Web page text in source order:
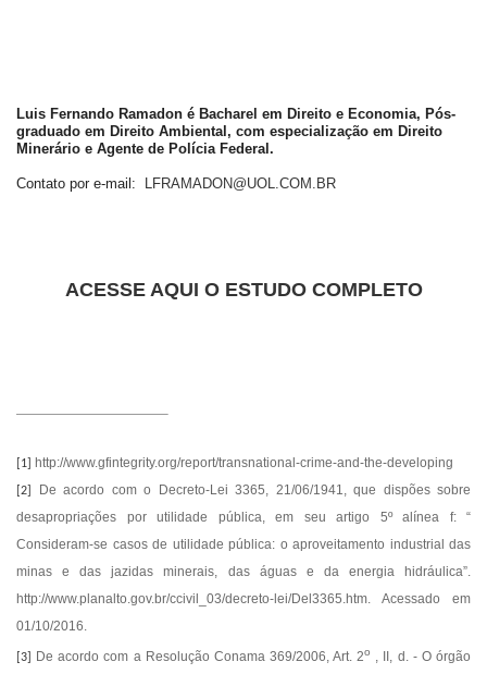
Luis Fernando Ramadon é Bacharel em Direito e Economia, Pós-
graduado em Direito Ambiental, com especialização em Direito
Minerário e Agente de Polícia Federal.
Contato por e-mail: LFRAMADON@UOL.COM.BR
ACESSE AQUI O ESTUDO COMPLETO
[1] http://www.gfintegrity.org/report/transnational-crime-and-the-developing
[2]
De acordo com o Decreto-Lei 3365, 21/06/1941, que dispões sobre
desapropriações por utilidade pública, em seu artigo 5º alínea f: “
Consideram-se casos de utilidade pública: o aproveitamento industrial das
minas e das jazidas minerais, das águas e da energia hidráulica”.
http://www.planalto.gov.br/ccivil_03/decreto-lei/Del3365.htm. Acessado em
01/10/2016.
[3] De acordo com a Resolução Conama 369/2006, Art. 2o , II, d. - O órgão